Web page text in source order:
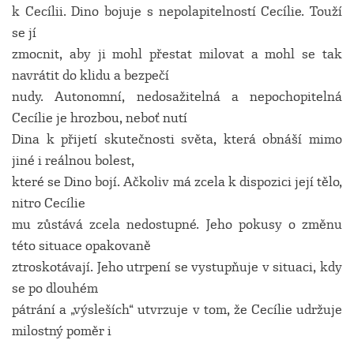
k Cecílii. Dino bojuje s nepolapitelností Cecílie. Touží
se jí
zmocnit, aby ji mohl přestat milovat a mohl se tak
navrátit do klidu a bezpečí
nudy. Autonomní, nedosažitelná a nepochopitelná
Cecílie je hrozbou, neboť nutí
Dina k přijetí skutečnosti světa, která obnáší mimo
jiné i reálnou bolest,
které se Dino bojí. Ačkoliv má zcela k dispozici její tělo,
nitro Cecílie
mu zůstává zcela nedostupné. Jeho pokusy o změnu
této situace opakovaně
ztroskotávají. Jeho utrpení se vystupňuje v situaci, kdy
se po dlouhém
pátrání a „výsleších“ utvrzuje v tom, že Cecílie udržuje
milostný poměr i